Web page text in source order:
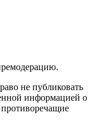
не публиковать
информацией о